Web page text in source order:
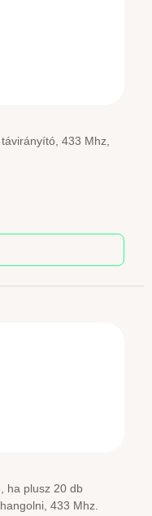
433 Mhz,
ha plusz 20 db
433 Mhz.